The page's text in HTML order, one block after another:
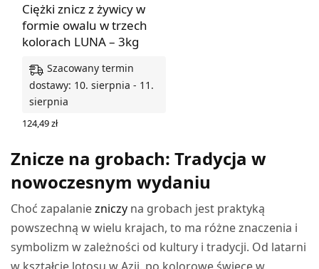
Ciężki znicz z żywicy w
formie owalu w trzech
kolorach LUNA – 3kg
Szacowany termin
dostawy: 10. sierpnia - 11.
sierpnia
124,49zł
Znicze na grobach: Tradycja w
nowoczesnym wydaniu
Choć zapalaniezniczy na grobach jest praktyką
powszechną w wielu krajach, to ma różne znaczenia i
symbolizm w zależności od kultury i tradycji. Od latarni